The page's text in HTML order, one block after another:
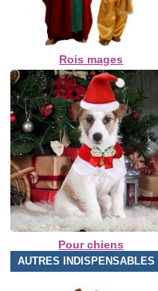
Rois mages
Pour chiens
AUTRES INDISPENSABLES